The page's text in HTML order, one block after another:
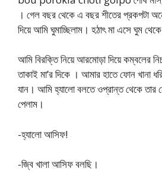
। গেল বছর থেকে এ বছর শীতের প্রকপটা
দিয়ে আমি ঘুমাচ্ছিলাম। হঠাৎ মা এসে ঘুম
আমি বিরক্তি নিয়ে আরমোড়া দিয়ে কম্বলের
তাকাই মা’র দিকে । আমার হাতে ফোন খানা
যান। আমি হ্যালো বলতে ওপ্রান্ত থেকে তার
পেলাম।
-হ্যালো আসিফ!
-জ্বি খালা আসিফ বলছি।